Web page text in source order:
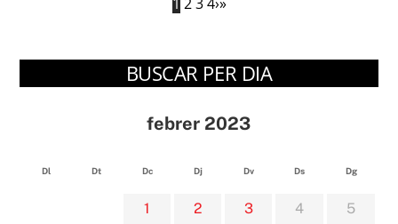
BUSCAR PER DIA
febrer 2023
Dl Dt Dc Dj Dv Ds Dg
1 2 3 4 5